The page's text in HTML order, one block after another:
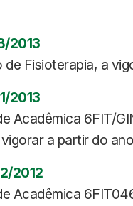
2013
Fisioterapia, a
2013
Acadêmica 6FIT/
a partir do
2012
Acadêmica